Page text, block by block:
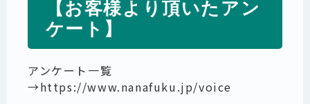
【お客様より頂いたアン
ケート】
アンケート一覧
→https://www.nanafuku.jp/voice